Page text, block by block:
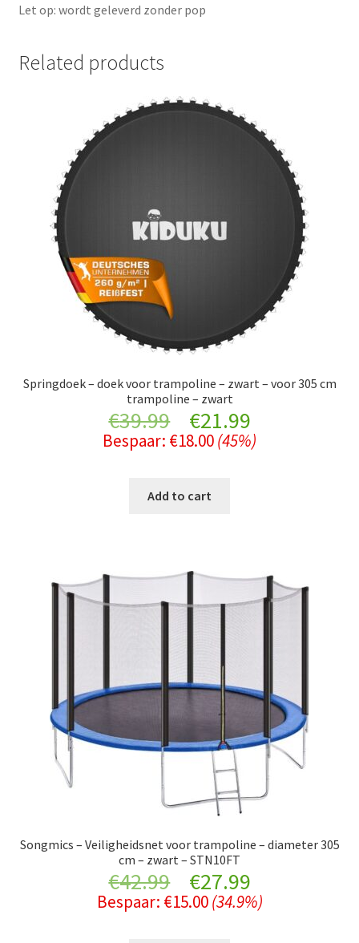
Let op: wordt geleverd zonder pop
Related products
Springdoek – doek voor trampoline – zwart – voor 305 cm
trampoline – zwart
€39.99
Original
price
was:
€21.99Current
price
Bespaar: €18.00(45%)
Add to cart
Songmics – Veiligheidsnet voor trampoline – diameter 305
cm – zwart – STN10FT
€42.99
Original
price
€27.99Current
price
Bespaar: €15.00 (34.9%)